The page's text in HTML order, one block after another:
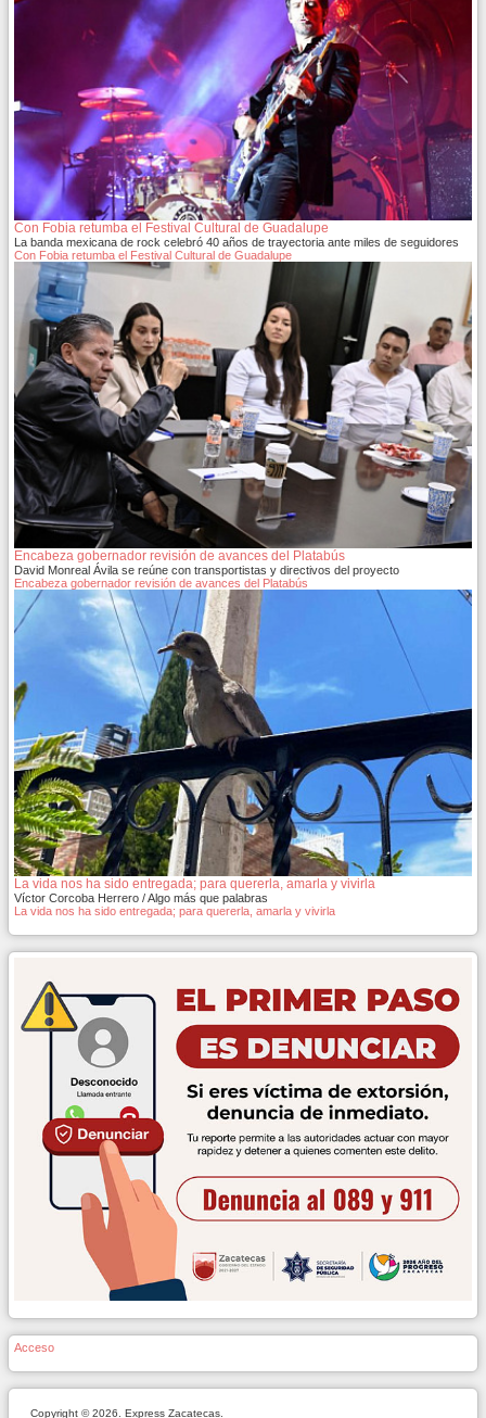
Con Fobia retumba el Festival Cultural de Guadalupe
La banda mexicana de rock celebró 40 años de trayectoria ante miles de seguidores
Con Fobia retumba el Festival Cultural de Guadalupe
Encabeza gobernador revisión de avances del Platabús
David Monreal Ávila se reúne con transportistas y directivos del proyecto
Encabeza gobernador revisión de avances del Platabús
La vida nos ha sido entregada; para quererla, amarla y vivirla
Víctor Corcoba Herrero / Algo más que palabras
La vida nos ha sido entregada; para quererla, amarla y vivirla
Acceso
Copyright © 2026. Express Zacatecas.